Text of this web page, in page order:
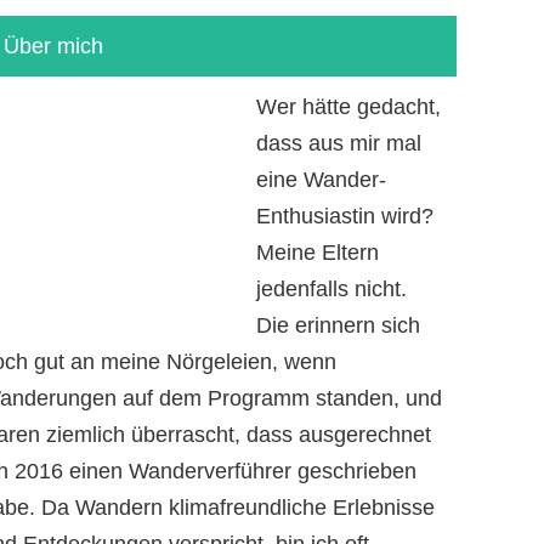
Über mich
Wer hätte gedacht,
dass aus mir mal
eine Wander-
Enthusiastin wird?
Meine Eltern
jedenfalls nicht.
Die erinnern sich
gut an meine Nörgeleien, wenn
auf dem Programm standen, und
ziemlich überrascht, dass ausgerechnet
2016 einen Wanderverführer geschrieben
Da Wandern klimafreundliche Erlebnisse